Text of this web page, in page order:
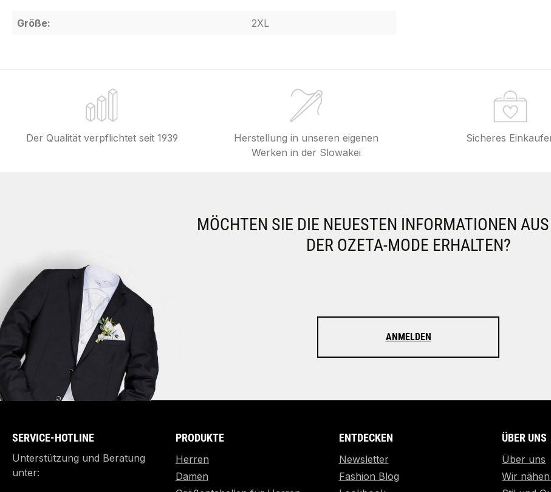
Größe: 2XL
Der Qualität verpflichtet seit 1939
Herstellung in unseren eigenen
Werken in der Slowakei
Sicheres
MÖCHTEN SIE DIE NEUESTEN INFORMATIONEN AUS
DER OZETA-MODE ERHALTEN?
ANMELDEN
SERVICE-HOTLINE
Unterstützung und Beratung
unter:
PRODUKTE
Herren
Damen
ENTDECKEN
Newsletter
Fashion Blog
ÜBER UNS
Über uns
Wir